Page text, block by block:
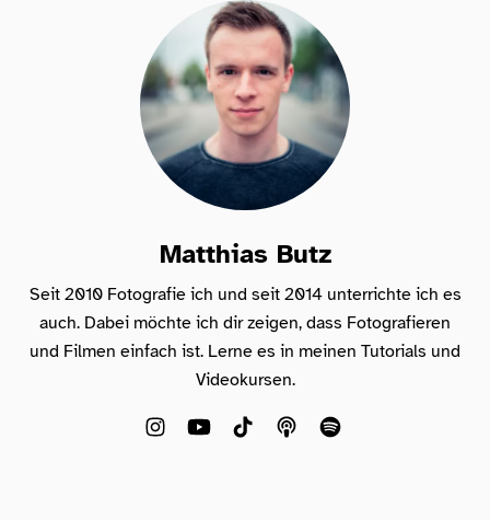
Matthias Butz
Seit 2010 Fotografie ich und seit 2014 unterrichte ich es
auch. Dabei möchte ich dir zeigen, dass Fotografieren
und Filmen einfach ist. Lerne es in meinen Tutorials und
Videokursen.